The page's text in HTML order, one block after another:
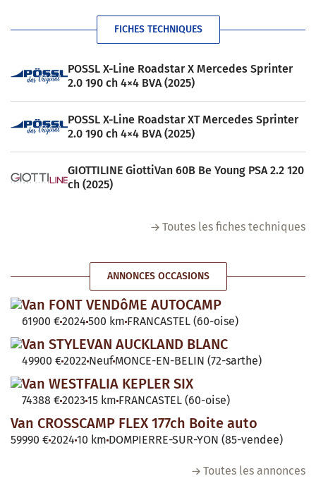
FICHES TECHNIQUES
POSSL X-Line Roadstar X Mercedes Sprinter
2.0 190 ch 4×4 BVA (2025)
POSSL X-Line Roadstar XT Mercedes Sprinter
2.0 190 ch 4×4 BVA (2025)
GIOTTILINE GiottiVan 60B Be Young PSA 2.2 120
ch (2025)
Toutes les fiches techniques
ANNONCES OCCASIONS
Van FONT VENDôME AUTOCAMP
61900 €2024 500 km FRANCASTEL (60-oise)
Van STYLEVAN AUCKLAND BLANC
49900 €2022 Neuf MONCE-EN-BELIN (72-sarthe)
Van WESTFALIA KEPLER SIX
74388 €2023 15 km FRANCASTEL (60-oise)
Van CROSSCAMP FLEX 177ch Boite auto
59990 €2024 10 km DOMPIERRE-SUR-YON (85-vendee)
Toutes les annonces